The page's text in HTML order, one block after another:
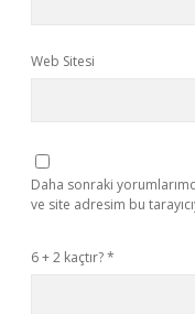
Web Sitesi
Daha sonraki
ve site adresim bu
6 + 2 kaçtır?*